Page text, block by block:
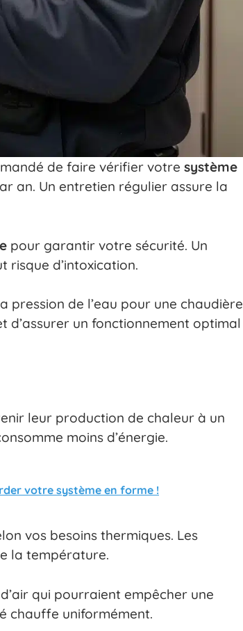
de faire vérifier votre système
an. Un entretien régulier assure la
pour garantir votre sécurité. Un
d’intoxication.
pression de l’eau pour une chaudière
d’assurer un fonctionnement optimal
leur production de chaleur à un
moins d’énergie.
votre système en forme !
vos besoins thermiques. Les
la température.
qui pourraient empêcher une
chauffe uniformément.